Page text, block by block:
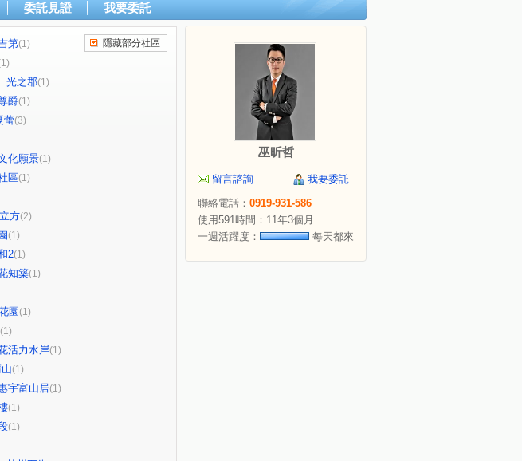
委託見證 我要委託
第(1)
光之郡(1)
爵(1)
蕾(3)
化願景(1)
區(1)
方(2)
(1)
2(1)
知築(1)
園 (1)
(1)
活力水岸(1)
(1)
宇富山居(1)
(1)
(1)
隱藏部分社區
巫昕哲
留言諮詢
我要委託
聯絡電話： 0919-931-586
使用591時間：11年3個月
一週活躍度：
每天都來